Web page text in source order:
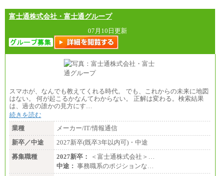
富士通株式会社・富士通グループ
07月10日更新
スマホが、なんでも教えてくれる時代。 でも、これからの未来に地図
はない。 何が起こるかなんてわからない。 正解は変わる。検索結果
は、過去の誰かの見方にす…
続きを読む
業種
メーカー/IT/情報通信
新卒／中途
2027新卒(既卒3年以内可)・中途
募集職種
2027新卒：
＜富士通株式会社＞…
中途： 事務職系のポジションな…